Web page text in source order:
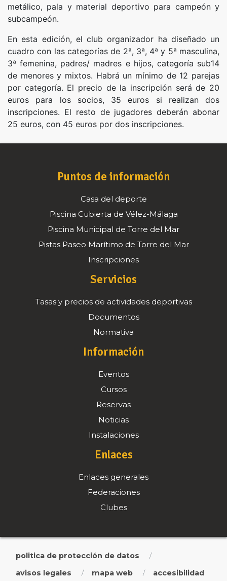
metálico, pala y material deportivo para campeón y
subcampeón.
En esta edición, el club organizador ha diseñado un
cuadro con las categorías de 2ª, 3ª, 4ª y 5ª masculina,
3ª femenina, padres/ madres e hijos, categoría sub14
de menores y mixtos. Habrá un mínimo de 12 parejas
por categoría. El precio de la inscripción será de 20
euros para los socios, 35 euros si realizan dos
inscripciones. El resto de jugadores deberán abonar
25 euros, con 45 euros por dos inscripciones.
Puntos de información
Casa del deporte
Piscina Cubierta de Vélez-Málaga
Piscina Municipal de Torre del Mar
Pistas Paseo Marítimo de Torre del Mar
Inscripciones
Servicios
Tasas y precios de actividades deportivas
Documentos
Normativa
Información
Eventos
Cursos
Reservas
Noticias
Instalaciones
Enlaces
Enlaces generales
Federaciones
Clubes
politica de protección de datos /
avisos legales / mapa web / accesibilidad